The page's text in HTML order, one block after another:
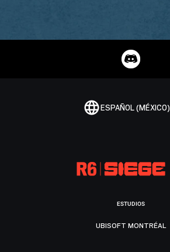
ESPAÑOL (MÉXICO)
ESTUDIOS
UBISOFT MONTRÉAL